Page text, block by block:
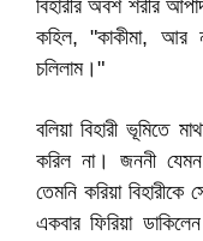
বিহারীর অবশ শরীর
কহিল, "কাকীমা,
চলিলাম।"
বলিয়া বিহারী ভূমিতে
করিল না। জননী যেমন
তেমনি করিয়া বিহারীকে
একবার ফিরিয়া